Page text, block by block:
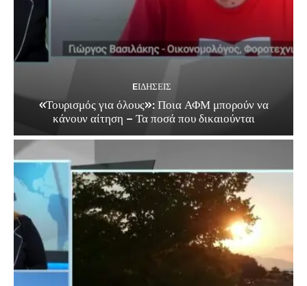
EΙΔΗΣΕΙΣ
«Τουρισμός για όλους»: Ποια ΑΦΜ μπορούν να
κάνουν αίτηση – Τα ποσά που δικαιούνται